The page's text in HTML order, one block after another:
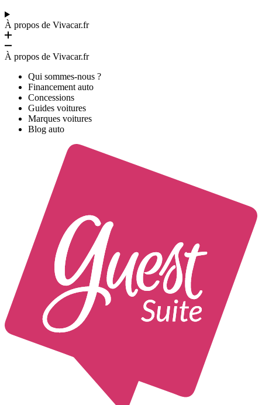
À propos de Vivacar.fr
À propos de Vivacar.fr
Qui sommes-nous ?
Financement auto
Concessions
Guides voitures
Marques voitures
Blog auto